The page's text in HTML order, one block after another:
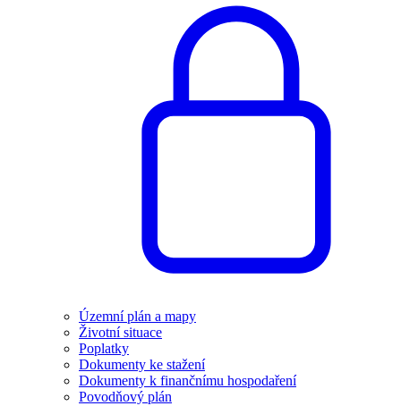
Územní plán a mapy
Životní situace
Poplatky
Dokumenty ke stažení
Dokumenty k finančnímu hospodaření
Povodňový plán